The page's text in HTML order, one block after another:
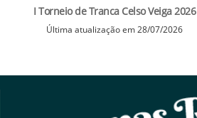
I Torneio de Tranca Celso Veiga 2026
Última atualização em 28/07/2026